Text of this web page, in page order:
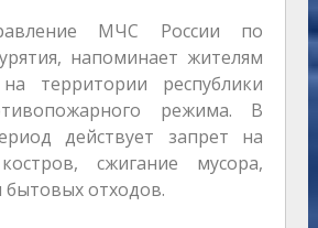
МЧС России по
напоминает жителям
территории республики
режима. В
действует запрет на
сжигание мусора,
бытовых отходов.